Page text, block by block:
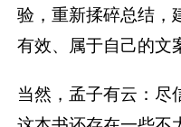
验，重新揉碎总结，
有效、属于自己的文
当然，孟子有云：尽